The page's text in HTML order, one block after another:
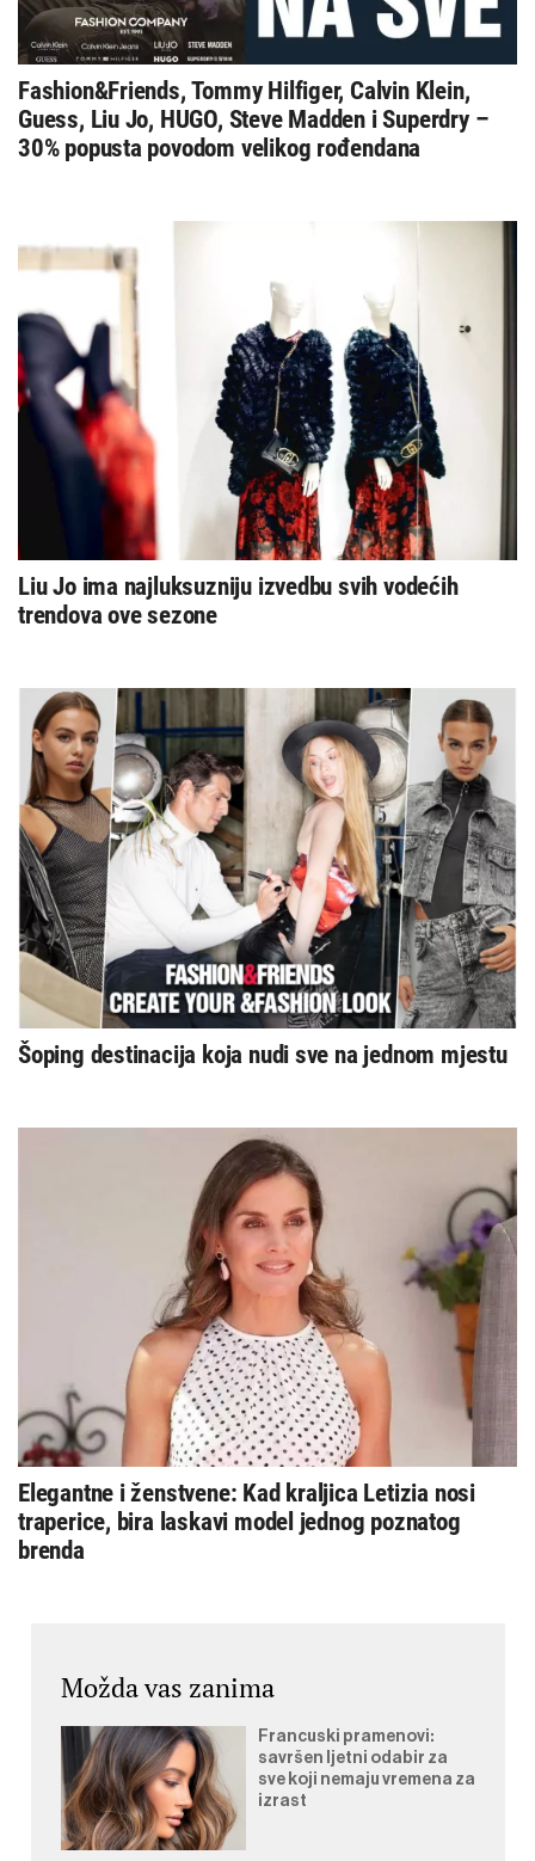
Fashion&Friends, Tommy Hilfiger, Calvin Klein,
Guess, Liu Jo, HUGO, Steve Madden i Superdry –
30% popusta povodom velikog rođendana
Liu Jo ima najluksuzniju izvedbu svih vodećih
trendova ove sezone
Šoping destinacija koja nudi sve na jednom mjestu
Elegantne i ženstvene: Kad kraljica Letizia nosi
traperice, bira laskavi model jednog poznatog
brenda
Možda vas zanima
Francuski pramenovi:
savršen ljetni odabir za
sve koji nemaju vremena za
izrast